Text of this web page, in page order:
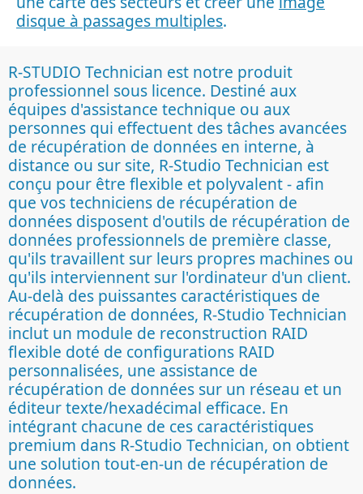
disque à passages multiples.
R-STUDIO Technician est notre produit
professionnel sous licence. Destiné aux
équipes d'assistance technique ou aux
personnes qui effectuent des tâches avancées
de récupération de données en interne, à
distance ou sur site, R-Studio Technician est
conçu pour être flexible et polyvalent - afin
que vos techniciens de récupération de
données disposent d'outils de récupération de
données professionnels de première classe,
qu'ils travaillent sur leurs propres machines ou
qu'ils interviennent sur l'ordinateur d'un client.
Au-delà des puissantes caractéristiques de
récupération de données, R-Studio Technician
inclut un module de reconstruction RAID
flexible doté de configurations RAID
personnalisées, une assistance de
récupération de données sur un réseau et un
éditeur texte/hexadécimal efficace. En
intégrant chacune de ces caractéristiques
premium dans R-Studio Technician, on obtient
une solution tout-en-un de récupération de
données.